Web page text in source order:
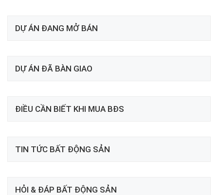
DỰ ÁN ĐANG MỞ BÁN
DỰ ÁN ĐÃ BÀN GIAO
ĐIỀU CẦN BIẾT KHI MUA BĐS
TIN TỨC BẤT ĐỘNG SẢN
HỎI & ĐÁP BẤT ĐỘNG SẢN